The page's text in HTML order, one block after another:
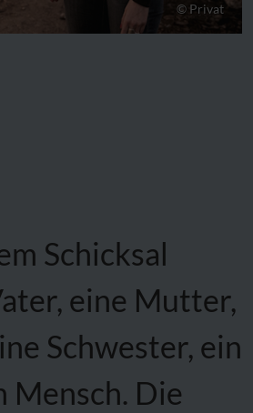
© Privat
Schicksal
eine Mutter,
Schwester, ein
Mensch. Die